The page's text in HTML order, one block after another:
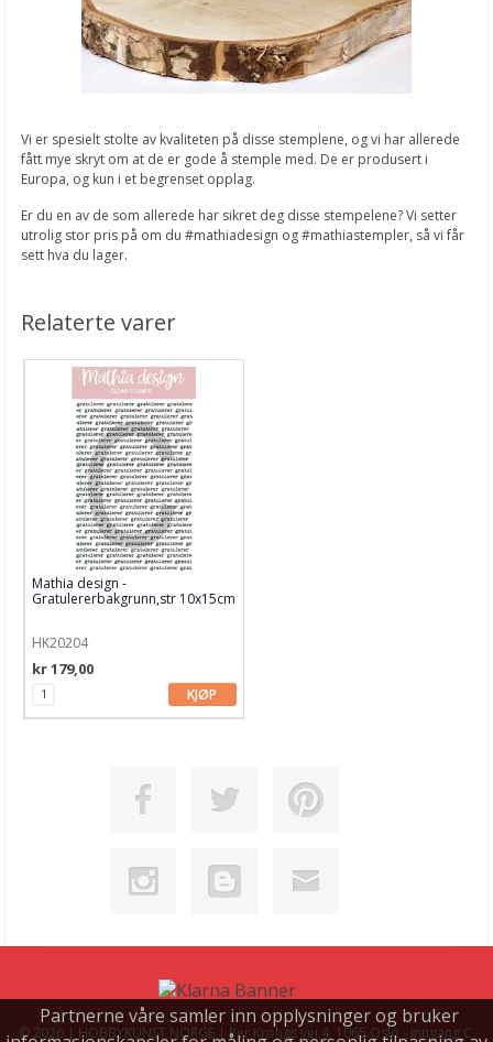
Partnerne våre samler inn opplysninger og bruker
Vi er spesielt stolte av kvaliteten på disse stemplene, og vi har allerede
fått mye skryt om at de er gode å stemple med. De er produsert i
Europa, og kun i et begrenset opplag.
Er du en av de som allerede har sikret deg disse stempelene? Vi setter
utrolig stor pris på om du #mathiadesign og #mathiastempler, så vi får
sett hva du lager.
Relaterte varer
Mathia design -
Gratulererbakgrunn,str 10x15cm
HK20204
kr 179,00
KJØP
© 2026 | HOBBYKUNST NORGE | Per Krohgs vei 4, 1065 Oslo - Inngang C,